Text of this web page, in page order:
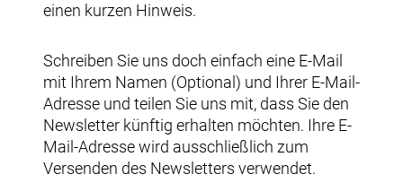
einen kurzen Hinweis.
Schreiben Sie uns doch einfach eine E-Mail
mit Ihrem Namen (Optional) und Ihrer E-Mail-
Adresse und teilen Sie uns mit, dass Sie den
Newsletter künftig erhalten möchten. Ihre E-
Mail-Adresse wird ausschließlich zum
Versenden des Newsletters verwendet.